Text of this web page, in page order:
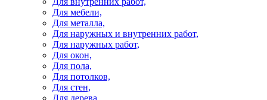
Для мебели,
Для металла,
Для наружных и внутренних работ,
Для наружных работ,
Для окон,
Для пола,
Для потолков,
Для стен,
Для дерева